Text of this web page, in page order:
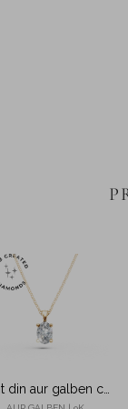
din aur galben cu
cu diamant